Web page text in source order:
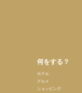
何をする？
ホテル
グルメ
ショッピング